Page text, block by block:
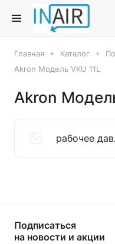
Главная Каталог
Akron Модель VKU 11L
Akron
рабочее
Подписаться
на новости и акции